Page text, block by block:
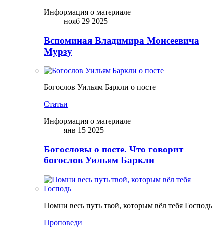
Информация о материале
нояб 29 2025
Вспоминая Владимира Моисеевича
Мурзу
Богослов Уильям Баркли о посте
Статьи
Информация о материале
янв 15 2025
Богословы о посте. Что говорит
богослов Уильям Баркли
Помни весь путь твой, которым вёл тебя Господь
Проповеди